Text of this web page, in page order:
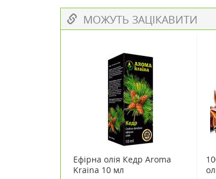
МОЖУТЬ ЗАЦІКАВИТИ
Ефірна олія Кедр Aroma
Kraina 10 мл